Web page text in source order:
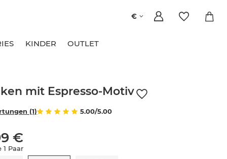
€
KINDER OUTLET
mit Espresso-Motiv
5.00/5.00
(1)
€
1 Paar